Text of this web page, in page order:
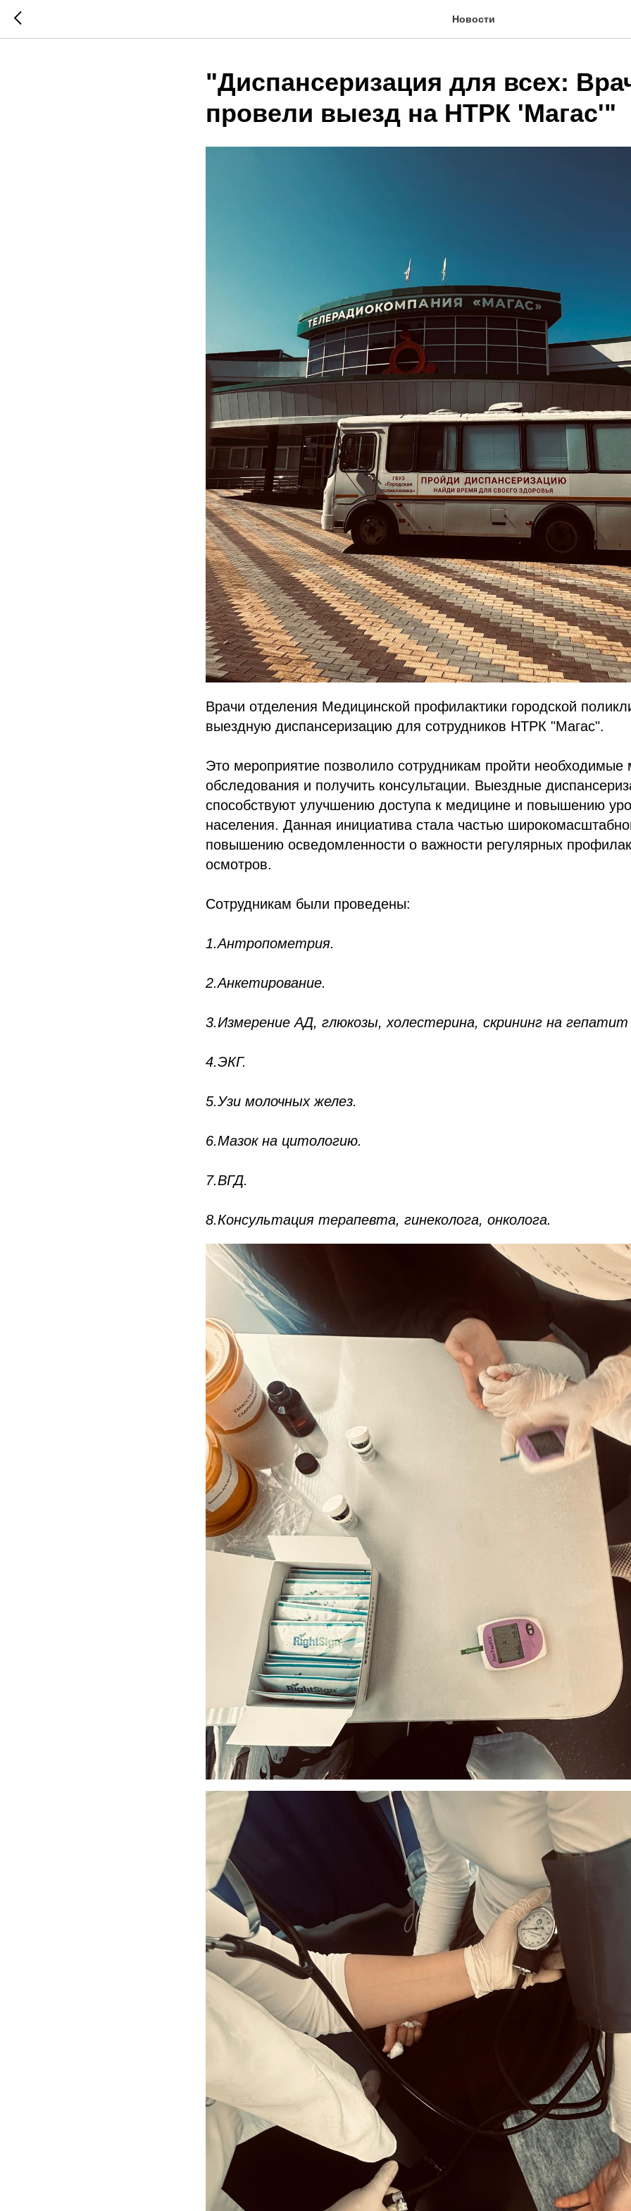
Новости
"Диспансеризация для всех:
провели выезд на НТРК 'Магас'"
Врачи отделения Медицинской профилактики городской
выездную диспансеризацию для сотрудников НТРК "Магас".
Это мероприятие позволило сотрудникам пройти необходимые
обследования и получить консультации. Выездные
способствуют улучшению доступа к медицине и повышению
населения. Данная инициатива стала частью
повышению осведомленности о важности регулярных
осмотров.
Сотрудникам были проведены:
1.Антропометрия.
2.Анкетирование.
3.Измерение АД, глюкозы, холестерина, скрининг на
4.ЭКГ.
5.Узи молочных желез.
6.Мазок на цитологию.
7.ВГД.
8.Консультация терапевта, гинеколога, онколога.